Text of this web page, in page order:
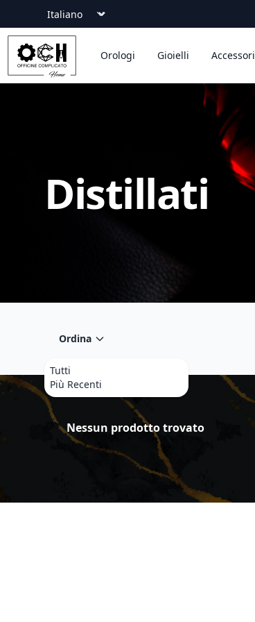
Language
Officine Complicato
Orologi Gioielli Accessori
Distillati
Ordina
Tutti
Più Recenti
ProdottiNessun prodotto trovato